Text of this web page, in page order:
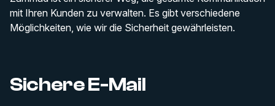
mit Ihren Kunden zu verwalten. Es gibt verschiedene
Möglichkeiten, wie wir die Sicherheit gewährleisten.
Sichere E-Mail